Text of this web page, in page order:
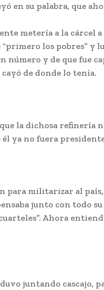
en su palabra, que
metería a la cárcel a
los pobres” y
número y de que fue
de donde lo tenía.
la dichosa refinería
ya no fuera
para militarizar al
junto con todo
Ahora
juntando cascajo,